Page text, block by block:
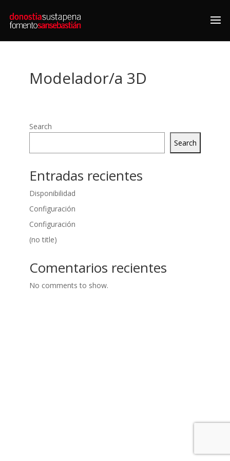
Modelador/a 3D
Search
Search
Entradas recientes
Disponibilidad
Configuración
Configuración
(no title)
Comentarios recientes
No comments to show.